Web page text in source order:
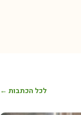
לכל הכתבות ←